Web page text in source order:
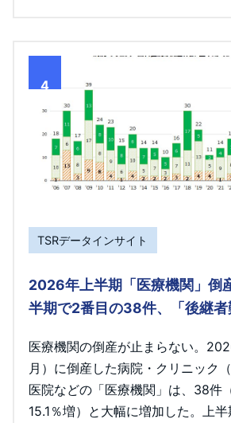
4
TSRデータインサイト
2026年上半期「医療機関」
半期で2番目の38件、「後継者
医療機関の倒産が止まらない。
月）に倒産した病院・クリニック
医院などの「医療機関」は、38件
15.1％増）と大幅に増加した。上